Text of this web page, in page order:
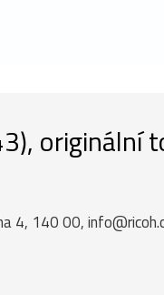
originální
4, 140 00,